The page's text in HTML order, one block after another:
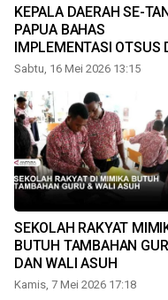
KEPALA DAERAH SE-
PAPUA BAHAS
IMPLEMENTASI OTSUS
TIMIKA
Sabtu, 16 Mei 2026 13:15
SEKOLAH RAKYAT
BUTUH TAMBAHAN
DAN WALI ASUH
Kamis, 7 Mei 2026 17:18